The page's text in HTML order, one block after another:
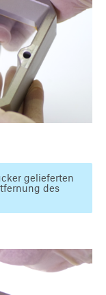
gelieferten
des